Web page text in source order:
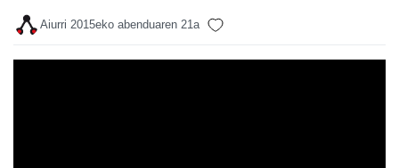
Aiurri 2015eko abenduaren 21a